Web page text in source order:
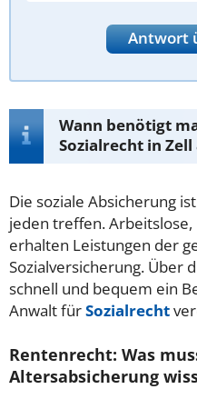
Antwort
Wann benötigt
Sozialrecht in
Die soziale Absicherung
jeden treffen.
erhalten Leistungen der
Sozialversicherung. Über
schnell und bequem ein
Anwalt fürSozialrecht
Rentenrecht: Was
Altersabsicherung